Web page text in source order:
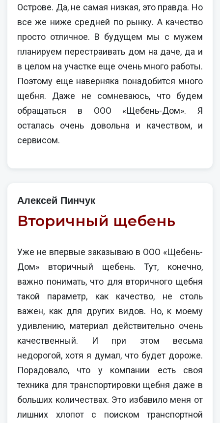
Острове. Да, не самая низкая, это правда. Но
все же ниже средней по рынку. А качество
просто отличное. В будущем мы с мужем
планируем перестраивать дом на даче, да и
в целом на участке еще очень много работы.
Поэтому еще наверняка понадобится много
щебня. Даже не сомневаюсь, что будем
обращаться в ООО «Щебень-Дом». Я
осталась очень довольна и качеством, и
сервисом.
Алексей Пинчук
Вторичный щебень
Уже не впервые заказываю в ООО «Щебень-
Дом» вторичный щебень. Тут, конечно,
важно понимать, что для вторичного щебня
такой параметр, как качество, не столь
важен, как для других видов. Но, к моему
удивлению, материал действительно очень
качественный. И при этом весьма
недорогой, хотя я думал, что будет дороже.
Порадовало, что у компании есть своя
техника для транспортировки щебня даже в
больших количествах. Это избавило меня от
лишних хлопот с поиском транспортной